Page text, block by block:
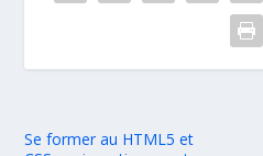
Se former au HTML5 et